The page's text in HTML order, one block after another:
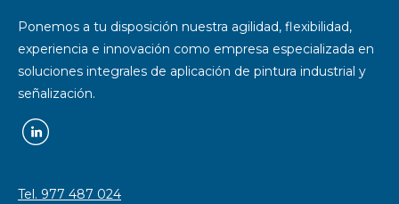
Ponemos a tu disposición nuestra agilidad, flexibilidad,
experiencia e innovación como empresa especializada en
soluciones integrales de aplicación de pintura industrial y
señalización.
Tel. 977 487 024